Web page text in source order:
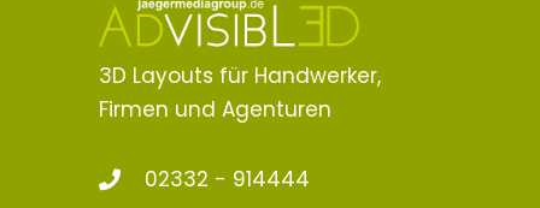
3D Layouts für Handwerker,
Firmen und Agenturen
02332 - 914444